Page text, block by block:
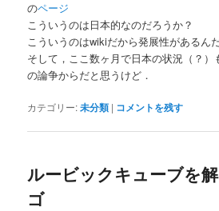
のページ
こういうのは日本的なのだろうか？
こういうのはwikiだから発展性があるん
そして，ここ数ヶ月で日本の状況（？
の論争からだと思うけど．
カテゴリー:未分類 | コメントを残す
ルービックキューブを
ゴ